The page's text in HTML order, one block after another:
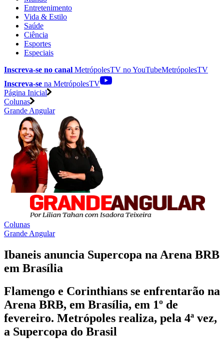
Entretenimento
Vida & Estilo
Saúde
Ciência
Esportes
Especiais
Inscreva-se no canal MetrópolesTV noYouTubeMetrópolesTV
Inscreva-se na MetrópolesTV
Página Inicial
Colunas
Grande Angular
Colunas
Grande Angular
Ibaneis anuncia Supercopa na Arena BRB
em Brasília
Flamengo e Corinthians se enfrentarão na
Arena BRB, em Brasília, em 1º de
fevereiro. Metrópoles realiza, pela 4ª vez,
a Supercopa do Brasil